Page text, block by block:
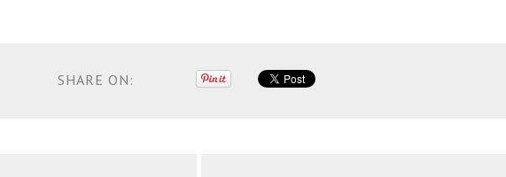
SHARE ON: